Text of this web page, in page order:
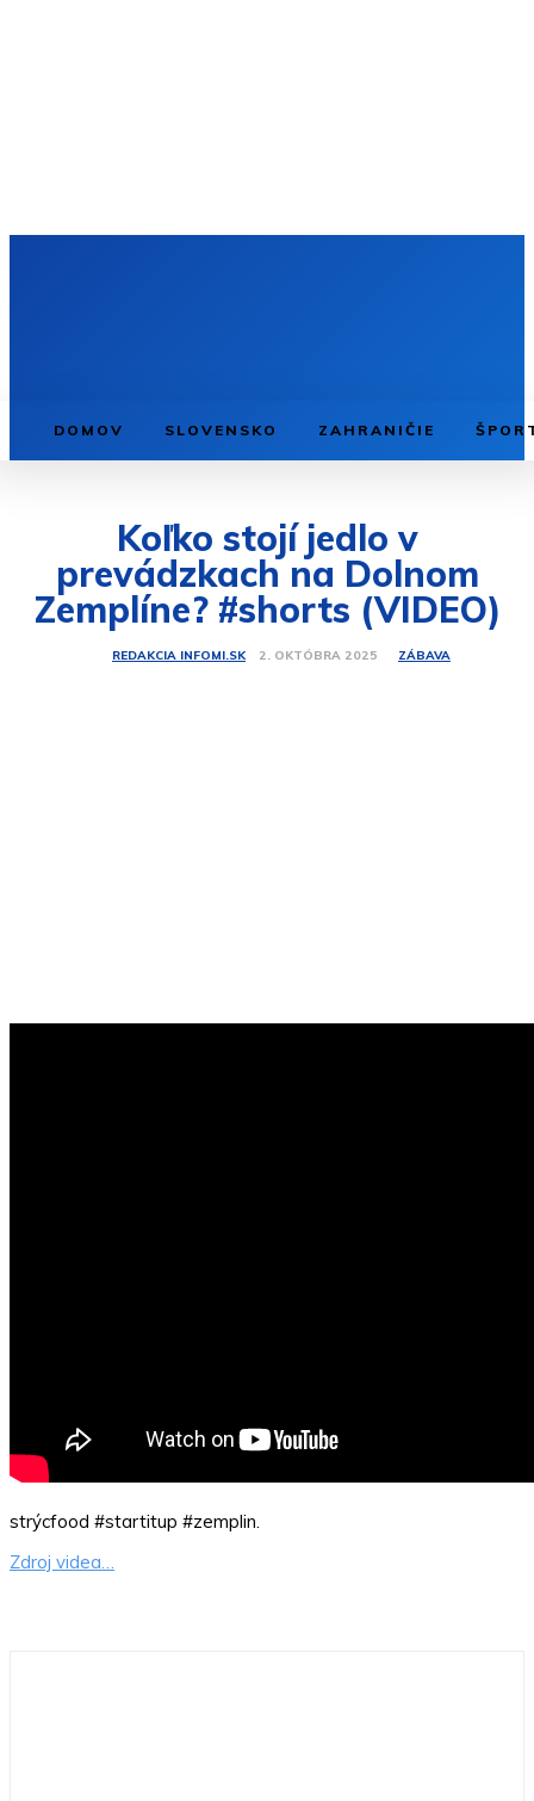
DOMOV SLOVENSKO ZAHRANIČIE
Koľko stojí jedlo v
prevádzkach na Dolnom
Zemplíne? #shorts (VIDEO)
REDAKCIA INFOMI.SK 2. OKTÓBRA 2025 ZÁBAVA
strýcfood #startitup #zemplin.
Zdroj videa…